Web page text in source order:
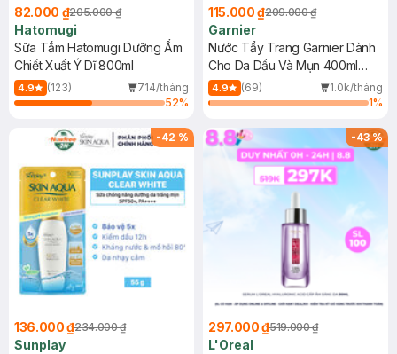
82.000 ₫205.000 ₫
Hatomugi
Sữa Tắm Hatomugi Dưỡng Ẩm
Chiết Xuất Ý Dĩ 800ml
4.9 (123)
714/tháng
52%
115.000 ₫209.000 ₫
Garnier
Nước Tẩy Trang Garnier Dành
Cho Da Dầu Và Mụn 400ml
(Mới)
4.9 (69)
1.0k/tháng
1%
-42 %
136.000 ₫234.000 ₫
Sunplay
-43%
297.000 ₫519.000 ₫
L'Oreal